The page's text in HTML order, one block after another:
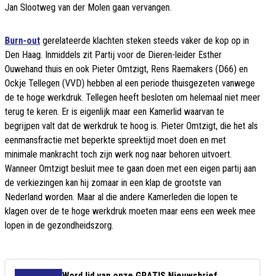
Jan Slootweg van der Molen gaan vervangen.
Burn-out gerelateerde klachten steken steeds vaker de kop op in
Den Haag. Inmiddels zit Partij voor de Dieren-leider Esther
Ouwehand thuis en ook Pieter Omtzigt, Rens Raemakers (D66) en
Ockje Tellegen (VVD) hebben al een periode thuisgezeten vanwege
de te hoge werkdruk. Tellegen heeft besloten om helemaal niet meer
terug te keren. Er is eigenlijk maar een Kamerlid waarvan te
begrijpen valt dat de werkdruk te hoog is. Pieter Omtzigt, die het als
eenmansfractie met beperkte spreektijd moet doen en met
minimale mankracht toch zijn werk nog naar behoren uitvoert.
Wanneer Omtzigt besluit mee te gaan doen met een eigen partij aan
de verkiezingen kan hij zomaar in een klap de grootste van
Nederland worden. Maar al die andere Kamerleden die lopen te
klagen over de te hoge werkdruk moeten maar eens een week mee
lopen in de gezondheidszorg.